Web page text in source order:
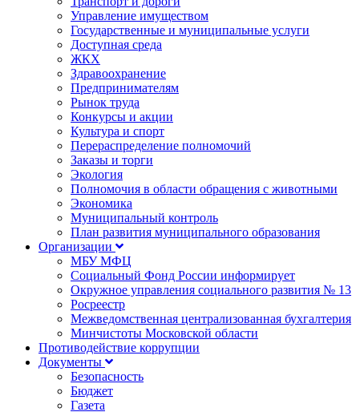
Управление имуществом
Государственные и муниципальные услуги
Доступная среда
ЖКХ
Здравоохранение
Предпринимателям
Рынок труда
Конкурсы и акции
Культура и спорт
Перераспределение полномочий
Заказы и торги
Экология
Полномочия в области обращения с животными
Экономика
Муниципальный контроль
План развития муниципального образования
Организации
МБУ МФЦ
Социальный Фонд России информирует
Окружное управления социального развития № 13
Росреестр
Межведомственная централизованная бухгалтерия
Минчистоты Московской области
Противодействие коррупции
Документы
Безопасность
Бюджет
Газета